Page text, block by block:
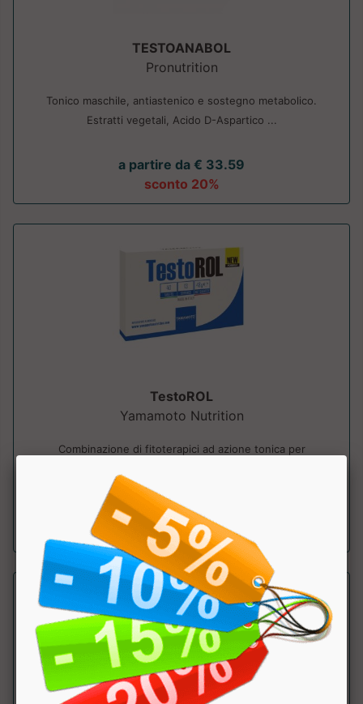
TESTOANABOL
Pronutrition
Tonico maschile, antiastenico e sostegno metabolico.
Estratti vegetali, Acido D-Aspartico ...
a partire da € 33.59
sconto 20%
TestoROL
Yamamoto Nutrition
Combinazione di fitoterapici ad azione tonica per
a partire da € 20.22
sconto 15.01%